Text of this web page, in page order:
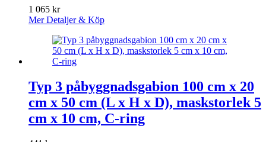
1 065 kr
Mer Detaljer & Köp
Typ 3 påbyggnadsgabion 100 cm x 20
cm x 50 cm (L x H x D), maskstorlek 5
cm x 10 cm, C-ring